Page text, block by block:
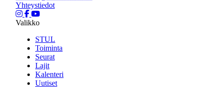
Yhteystiedot
Valikko
STUL
Toiminta
Seurat
Lajit
Kalenteri
Uutiset